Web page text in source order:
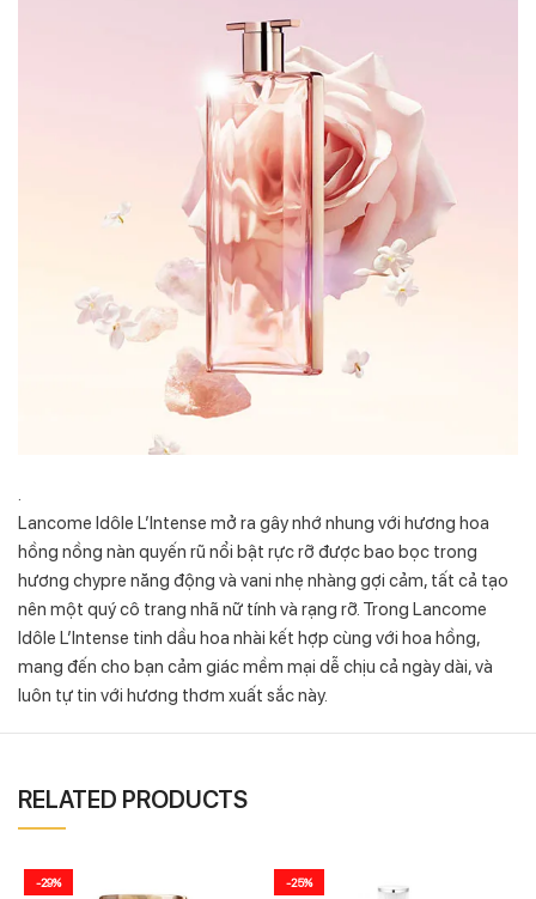
Lancome Idôle L’Intense mở ra gây nhớ nhung với hương hoa
hồng nồng nàn quyến rũ nổi bật rực rỡ được bao bọc trong
hương chypre năng động và vani nhẹ nhàng gợi cảm, tất cả tạo
nên một quý cô trang nhã nữ tính và rạng rỡ. Trong Lancome
Idôle L’Intense tinh dầu hoa nhài kết hợp cùng với hoa hồng,
mang đến cho bạn cảm giác mềm mại dễ chịu cả ngày dài, và
luôn tự tin với hương thơm xuất sắc này.
RELATED PRODUCTS
-29% -25%